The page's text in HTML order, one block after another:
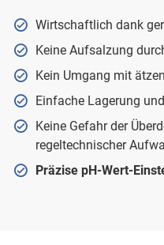
Wirtschaftlich dank
Keine Aufsalzung
Kein Umgang mit
Einfache Lagerung
Keine Gefahr der
regeltechnischer
Präzise pH-Wert-